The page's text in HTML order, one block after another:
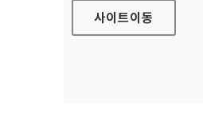
사이트이동